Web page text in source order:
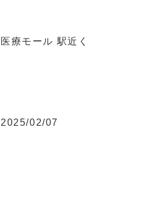
医療モール 駅近く
2025/02/07